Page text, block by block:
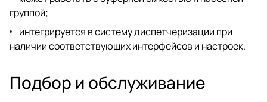
группой;
интегрируется в систему диспетчеризации при
наличии соответствующих интерфейсов и настроек.
Подбор и обслуживание